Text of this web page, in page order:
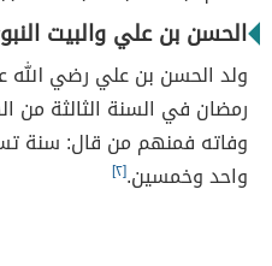
الحسن بن علي والبيت
ولد الحسن بن علي رضي
رمضان في السنة الثالثة من
وفاته فمنهم من قال: سنة
واحد وخمسين.[٢]